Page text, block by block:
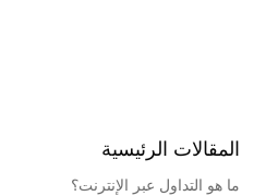
المقالات الرئيسية
ما هو التداول عبر الإنترنت؟